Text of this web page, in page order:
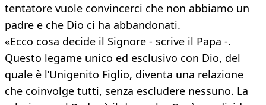
tentatore vuole convincerci che non abbiamo un
padre e che Dio ci ha abbandonati.
«Ecco cosa decide il Signore - scrive il Papa -.
Questo legame unico ed esclusivo con Dio, del
quale è l’Unigenito Figlio, diventa una relazione
che coinvolge tutti, senza escludere nessuno. La